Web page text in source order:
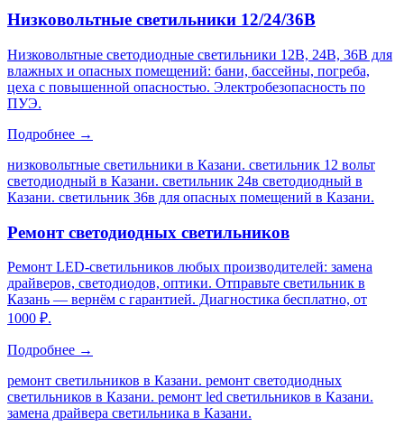
Низковольтные светильники 12/24/36В
Низковольтные светодиодные светильники 12В, 24В, 36В для
влажных и опасных помещений: бани, бассейны, погреба,
цеха с повышенной опасностью. Электробезопасность по
ПУЭ.
Подробнее →
низковольтные светильники в Казани. светильник 12 вольт
светодиодный в Казани. светильник 24в светодиодный в
Казани. светильник 36в для опасных помещений в Казани.
Ремонт светодиодных светильников
Ремонт LED-светильников любых производителей: замена
драйверов, светодиодов, оптики. Отправьте светильник в
Казань — вернём с гарантией. Диагностика бесплатно, от
1000 ₽.
Подробнее →
ремонт светильников в Казани. ремонт светодиодных
светильников в Казани. ремонт led светильников в Казани.
замена драйвера светильника в Казани.